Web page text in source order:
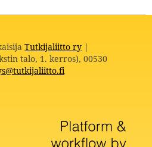
Tutkijaliitto ry|
talo, 1. kerros), 00530